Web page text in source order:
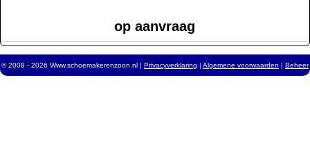
op aanvraag
© 2008 - 2026 Www.schoemakerenzoon.nl | Privacyverklaring | Algemene voorwaarden | Beheer